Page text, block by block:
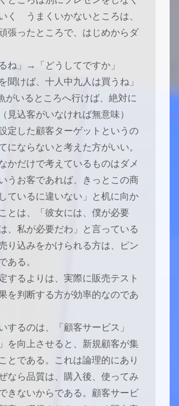
く うまくいかないところは、
張ったところで、はじめからダ
ね」→「どうしてですか」
聞けば、十人中九人は買うね」
がいるところへ行けば、絶対に
見込客がいなければ無意味）
定した顧客ターゲットというの
にならないと考えた方がいい。
かだけで考えているものはダメ
うお客であれば、きっとこの商
ているに違いない」と机に向か
とは、「彼女には、僕が必要
、私が必要だわ」と言っている
り込みをかけられる方は、ピン
ある。
するよりは、実際に販売テスト
を判断する方が効率的なのであ
するのは、「顧客サービス」
を向上させると、新規顧客が集
とである。これは論理的にあり
なら品質は、購入後、使ってみ
きないからである。顧客サービ